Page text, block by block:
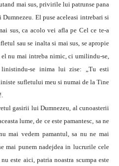
mai sus, privirile lui patrunse pana
El puse aceleasi intrebari si
sus, ca acolo vei afla pe Cel ce te-a
sau se inalta si mai sus, se apropie
nu mai intreba nimic, ci umilindu-se,
se inima lui zise: „Tu esti
sufletului meu si numai de la Tine
gasirii lui Dumnezeu, al cunoasterii
lume, de ce este pamantesc, sa ne
mai vedem pamantul, sa nu ne mai
mai punem nadejdea in lucrurile cele
este aici, patria noastra scumpa este